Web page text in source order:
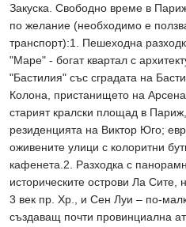
Закуска. Свободно време в
по желание (необходимо е
транспорт):1. Пешеходна
"Маре" - богат квартал с
"Бастилия" със сградата на
Колона, пристанището на
старият кралски площад в
резиденцията на Виктор Юго;
оживените улици с колоритни
кафенета.2. Разходка с
историческите острови Ла
3 век пр. Хр., и Сен Луи – по-
създаващ почти провинциална